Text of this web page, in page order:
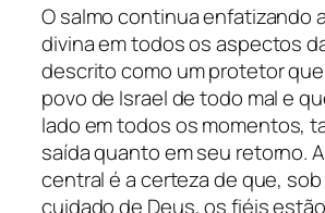
O salmo continua enfatizando
divina em todos os aspectos
descrito como um protetor
povo de Israel de todo mal e
lado em todos os momentos,
saída quanto em seu retorno.
central é a certeza de que, sob
cuidado de Deus, os fiéis